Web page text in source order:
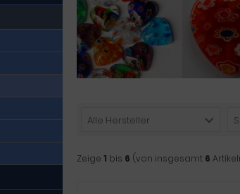
Alle Hersteller
Zeige 1 bis 6 (von insgesamt 6